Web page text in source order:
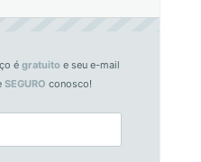
é gratuito e seu e-mail
SEGURO conosco!